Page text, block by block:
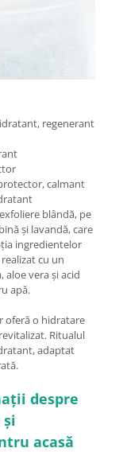
regenerant
calmant
blândă, pe
și lavandă, care
ingredientelor
cu un
vera și acid
apă.
oferă o hidratare
Ritualul
adaptat
despre
acasă